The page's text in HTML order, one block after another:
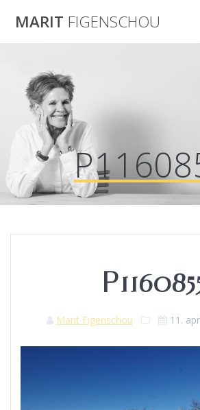
to
MARIT FIGENSCHOU
Marit Figenschou 11.